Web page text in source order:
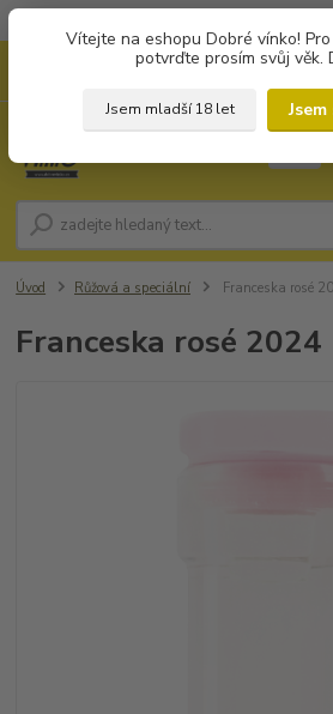
Vítejte na eshopu Dobré vínko!
potvrďte prosím svůj věk.
Jsem mladší 18 let
Úvod Růžová a speciální Franceska rosé
Franceska rosé 2024